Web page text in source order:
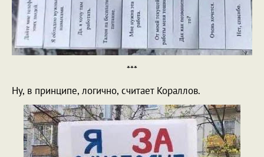
***
Ну, в принципе, логично, считает Кораллов.